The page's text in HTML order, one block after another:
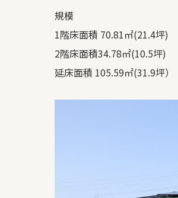
規模
1階床面積 70.81㎡(21.4坪)
2階床面積34.78㎡(10.5坪)
延床面積 105.59㎡(31.9坪）